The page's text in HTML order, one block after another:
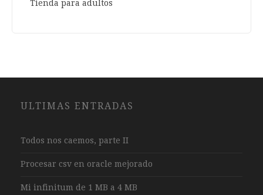
Tienda para adultos
ULTIMAS ENTRADAS
Todos nos caemos, parte II
Procesar csv en oracle mejorado
Mi infinitum de 1 MB a 4 MB